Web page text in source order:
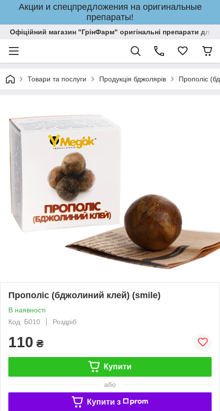
Акции и спецпредложения на оригинальные
препараты!
Офіційний магазин "ГрінФарм" оригінальні препарати для
Товари та послуги Продукція бджолярів Прополіс
Прополіс (бджолиний клей) (smile)
В наявності
Код: Б010
Роздріб
110 ₴
Купити
або
Купити з